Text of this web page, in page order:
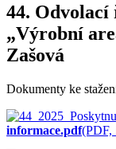
44. Odvolací
„Výrobní
Zašová
Dokumenty ke
informace.pdf(PDF,